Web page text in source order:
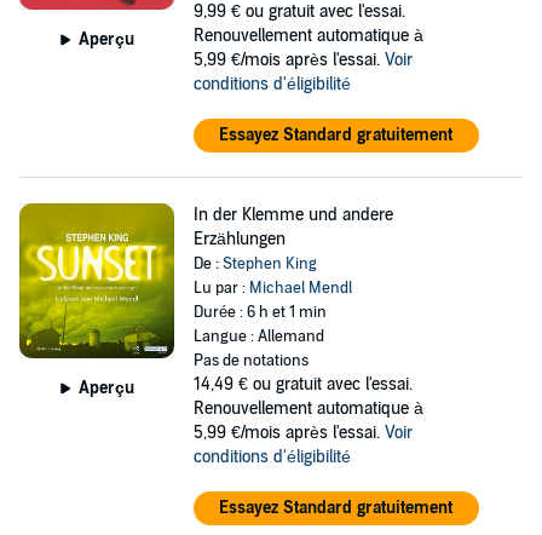
Aperçu
9,99 € ou gratuit avec l'essai.
Renouvellement automatique à
5,99 €/mois après l'essai. Voir
conditions d'éligibilité
Essayez Standard gratuitement
Aperçu
In der Klemme und andere
Erzählungen
De :Stephen King
Lu par : Michael Mendl
Durée : 6 h et 1 min
Langue : Allemand
Pas de notations
14,49 € ou gratuit avec l'essai.
Renouvellement automatique à
5,99 €/mois après l'essai. Voir
conditions d'éligibilité
Essayez Standard gratuitement